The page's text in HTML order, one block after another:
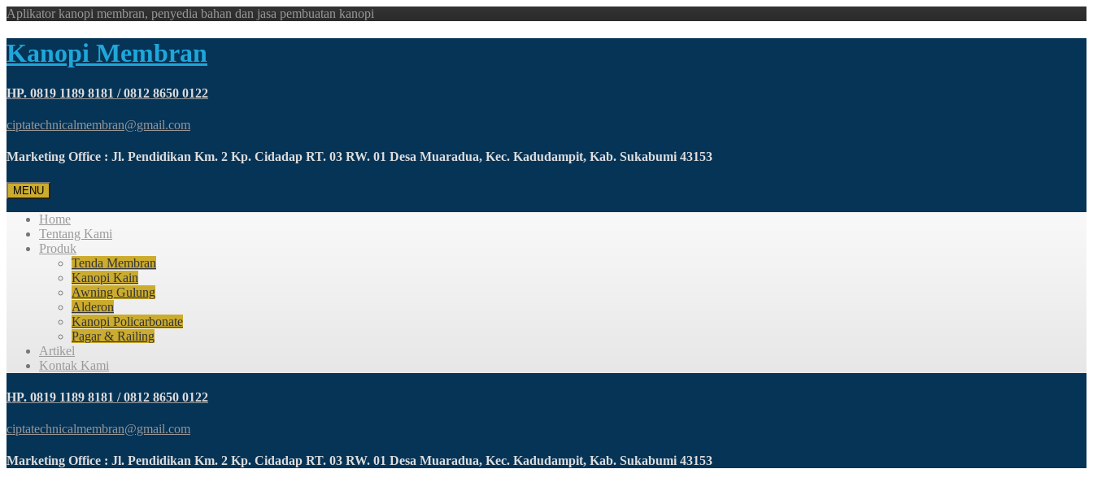
Aplikator kanopi membran, penyedia bahan dan jasa pembuatan kanopi
Kanopi Membran
HP. 0819 1189 8181 / 0812 8650 0122
ciptatechnicalmembran@gmail.com
Marketing Office : Jl. Pendidikan Km. 2 Kp. Cidadap RT. 03 RW. 01 Desa Muaradua, Kec. Kadudampit, Kab. Sukabumi 43153
MENU
Home
Tentang Kami
Produk
Tenda Membran
Kanopi Kain
Awning Gulung
Alderon
Kanopi Policarbonate
Pagar & Railing
Artikel
Kontak Kami
HP. 0819 1189 8181 / 0812 8650 0122
ciptatechnicalmembran@gmail.com
Marketing Office : Jl. Pendidikan Km. 2 Kp. Cidadap RT. 03 RW. 01 Desa Muaradua, Kec. Kadudampit, Kab. Sukabumi 43153